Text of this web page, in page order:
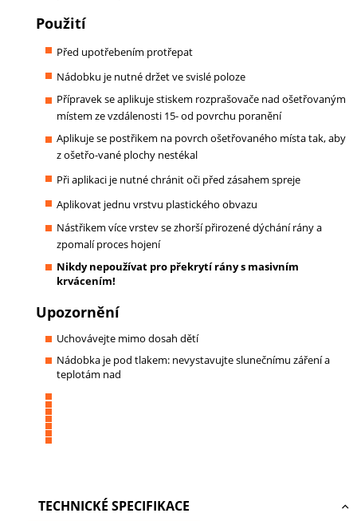
Použití
Před upotřebením protřepat
Nádobku je nutné držet ve svislé poloze
Přípravek se aplikuje stiskem rozprašovače nad ošetřovaným
místem ze vzdálenosti 15-od povrchu poranění
Aplikuje se postřikem na povrch ošetřovaného místa tak, aby
z ošetřo-vané plochy nestékal
Při aplikaci je nutné chránit oči před zásahem spreje
Aplikovat jednu vrstvu plastického obvazu
Nástřikem více vrstev se zhorší přirozené dýchání rány a
zpomalí proces hojení
Nikdy nepoužívat pro překrytí rány s masivním
krvácením!
Upozornění
Uchovávejte mimo dosah dětí
Nádobka je pod tlakem: nevystavujte slunečnímu záření a
teplotám nad
TECHNICKÉ SPECIFIKACE